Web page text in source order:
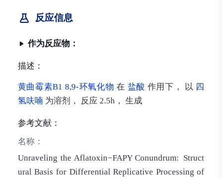
yclopenta
>benzopyran-1,11-d
反应信息
作为反应物：
描述：
黄曲霉素B1 8,9-环氧化物 在 盐酸 作用下， 以 四
氢呋喃 为溶剂， 反应 2.5h， 生成
参考文献：
名称：
Unraveling the Aflatoxin−FAPY Conundrum: Struct
ural Basis for Differential Replicative Processing of